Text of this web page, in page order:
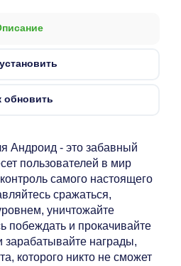
обновить
Андроид - это забавный
пользователей в мир
самого настоящего
сражаться,
уничтожайте
побеждать и прокачивайте
зарабатывайте награды,
которого никто не сможет